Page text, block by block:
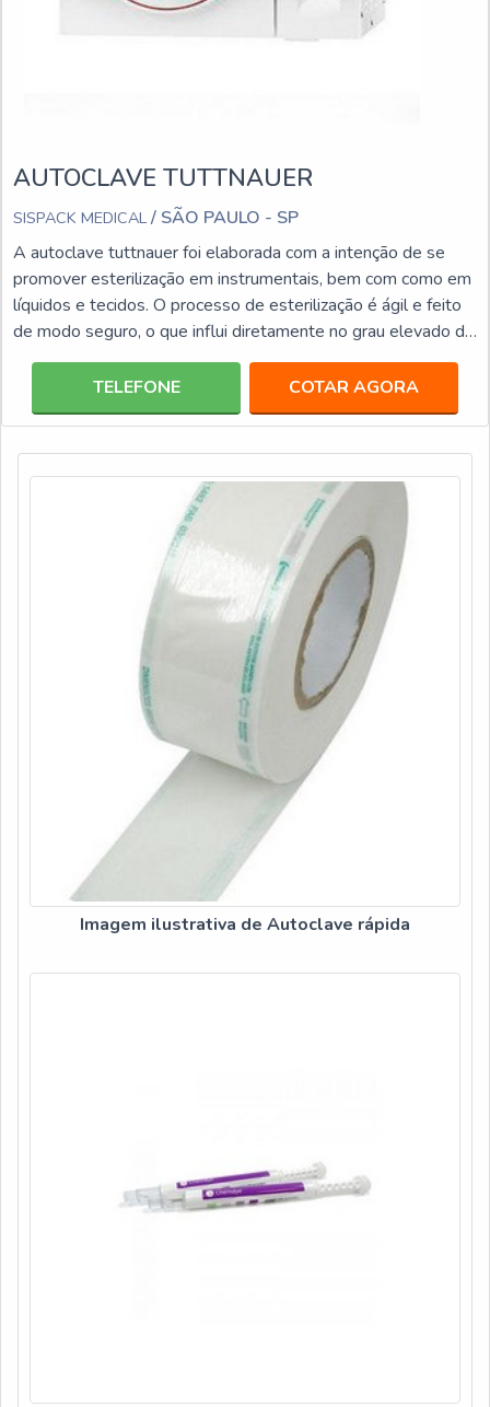
AUTOCLAVE TUTTNAUER
SISPACK MEDICAL / SÃO PAULO - SP
A autoclave tuttnauer foi elaborada com a intenção de se
promover esterilização em instrumentais, bem com como em
líquidos e tecidos. O processo de esterilização é ágil e feito
de modo seguro, o que influi diretamente no grau elevado de
confiança, uma vez que não há a precisão de um
encanamento especial ou mesmo uma ventilação para que a
autoclave possa ser instalada.INFORMAÇÕES
função de escape rápido, o que possibilita a redução
TELEFONE COTAR AGORA
Imagem ilustrativa de Autoclave rápida